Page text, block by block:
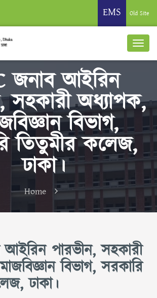
EMS Old Site
জনাব আইরিন
সহকারী অধ্যাপক,
বিভাগ,
তিতুমীর কলেজ,
ঢাকা।
Home
পারভীন, সহকারী
বিভাগ, সরকারি
ঢাকা।